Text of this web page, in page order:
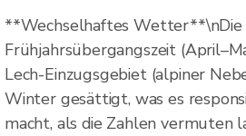
**Wechselhaftes Wetter**\nDie
Frühjahrsübergangszeit
Lech-Einzugsgebiet (alpiner
Winter gesättigt, was es
macht, als die Zahlen vermuten